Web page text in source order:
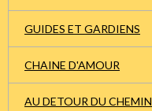
GUIDES ET GARDIENS
CHAINE D'AMOUR
AU DETOUR DU CHEMIN